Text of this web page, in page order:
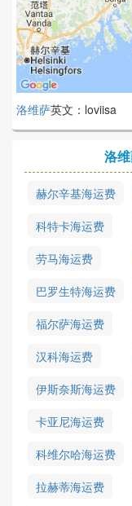
洛维萨英文：loviisa
洛
赫尔辛基海运费
科特卡海运费
劳马海运费
巴罗生特海运费
福尔萨海运费
汉科海运费
伊斯奈斯海运费
卡亚尼海运费
科维尔哈海运费
拉赫蒂海运费